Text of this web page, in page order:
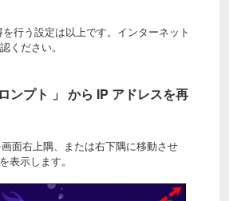
行う設定は以上です。インターネット
ください。
ンプト 」 から IP アドレスを再
面右上隅、または右下隅に移動させ
表示します。